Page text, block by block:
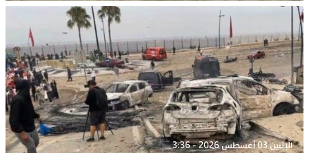
الإثنين 03 أغسطس 2026 - 3:36